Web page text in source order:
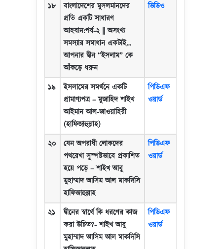
১৮
বাংলাদেশের মুসলমানদের
প্রতি একটি সাধারণ
আহবান:পর্ব-২ ||অসংখ্য
সমস্যার সমাধান একটাই…
আপনার দ্বীন“ইসলাম” কে
আঁকড়ে ধরুন
ভিডিও
১৯
ইসলামের সমর্থনে একটি
প্রামাণ্যপত্র–মুজাহিদ শাইখ
আইমান আল-জাওয়াহিরী
(হাফিজাহুল্লাহ)
পিডিএফ
ওয়ার্ড
২০
যেন অপরাধী লোকদের
পথরেখা সুস্পষ্টভাবে প্রকাশিত
হয়ে পড়ে–শাইখ আবু
মুহাম্মাদ আসিম আল মাকদিসি
হাফিজাহুল্লাহ
পিডিএফ
ওয়ার্ড
২১
দ্বীনের স্বার্থে কি ধরণের কাজ
করা উচিত?-শাইখ আবু
মুহাম্মাদ আসিম আল মাকদিসি
পিডিএফ
ওয়ার্ড